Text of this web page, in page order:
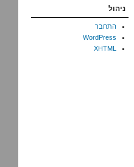
ניהול
התחבר
WordPress
XHTML